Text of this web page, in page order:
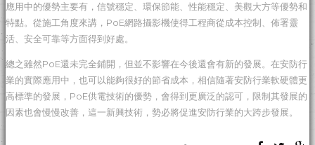
應用中的優勢主要有，信號穩定、環保節能、性能穩定、美觀大方等優勢和
特點。從施工角度來講，PoE網路攝影機使得工程商從成本控制、佈署靈
活、安全可靠等方面得到好處。
總之雖然PoE還未完全鋪開，但並不影響在今後還會有新的發展。在安防行
業的實際應用中，也可以能夠很好的節省成本，相信隨著安防行業軟硬體更
高標準的發展，PoE供電技術的優勢，會得到更廣泛的認可，限制其發展的
因素也會慢慢改善，這一新興技術，勢必將促進安防行業的大跨步發展。